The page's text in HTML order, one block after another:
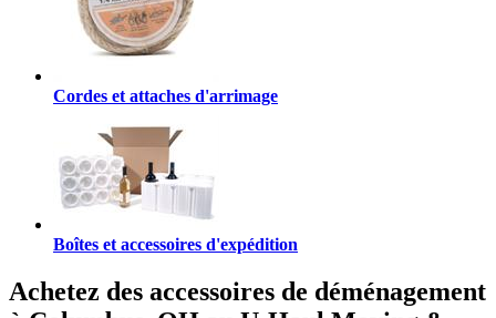
Cordes et attaches d'arrimage
Boîtes et accessoires d'expédition
Achetez des accessoires de déménagement